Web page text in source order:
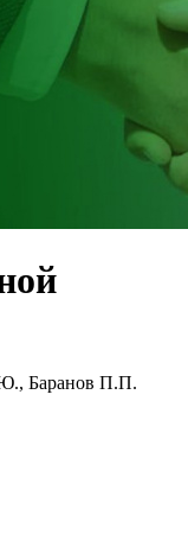
Баранов П.П.